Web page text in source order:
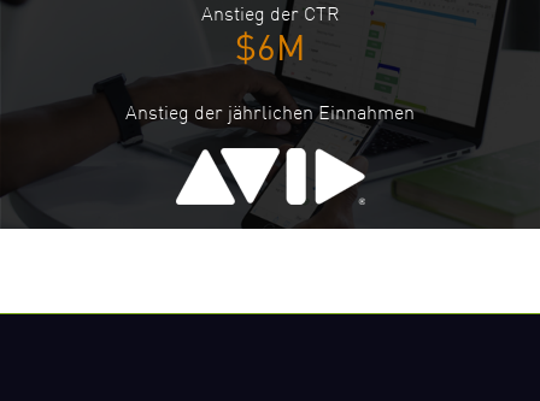
Anstieg der CTR
$6M
Anstieg der jährlichen Einnahmen